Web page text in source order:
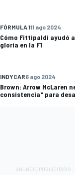
FÓRMULA 111 ago 2024
Cómo Fittipaldi ayudó
gloria en la F1
INDYCAR6 ago 2024
Brown: Arrow McLaren
consistencia" para